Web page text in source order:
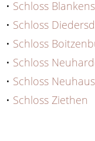
• Schloss
• Schloss
• Schloss
• Schloss
• Schloss
• Schloss Ziethen